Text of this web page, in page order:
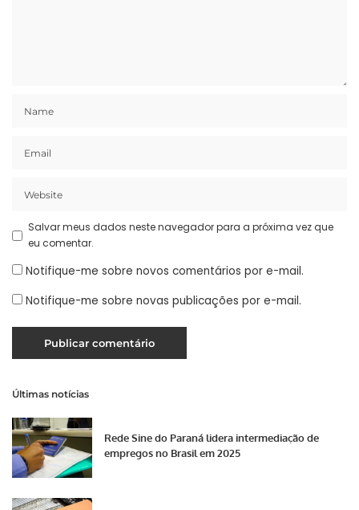
Salvar meus dados neste navegador para a próxima vez que
eu comentar.
Notifique-me sobre novos comentários por e-mail.
Notifique-me sobre novas publicações por e-mail.
Últimas notícias
Rede Sine do Paraná lidera intermediação de
empregos no Brasil em 2025